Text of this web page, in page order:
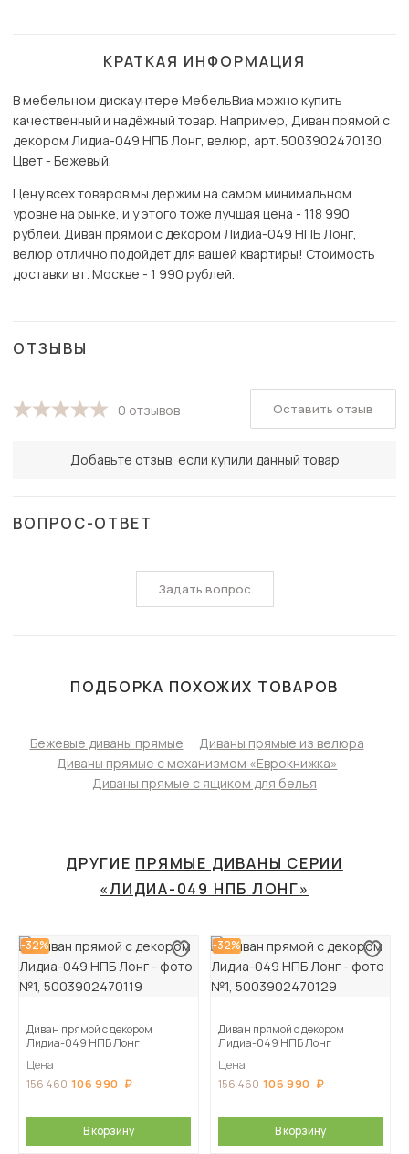
КРАТКАЯ ИНФОРМАЦИЯ
В мебельном дискаунтере МебельВиа можно купить
качественный и надёжный товар. Например, Диван прямой с
декором Лидиа-049 НПБ Лонг, велюр, арт. 5003902470130.
Цвет - Бежевый.
Цену всех товаров мы держим на самом минимальном
уровне на рынке, и у этого тоже лучшая цена - 118 990
рублей. Диван прямой с декором Лидиа-049 НПБ Лонг,
велюр отлично подойдет для вашей квартиры! Стоимость
доставки в г. Москве - 1 990 рублей.
ОТЗЫВЫ
0 отзывов
Добавьте отзыв, если купили данный товар
Оставить отзыв
ВОПРОС-ОТВЕТ
Задать вопрос
ПОДБОРКА ПОХОЖИХ ТОВАРОВ
Бежевые диваны прямые
Диваны прямые из велюра
Диваны прямые с механизмом «Еврокнижка»
Диваны прямые с ящиком для белья
ДРУГИЕ ПРЯМЫЕ ДИВАНЫ СЕРИИ
«ЛИДИА-049 НПБ ЛОНГ»
-32%
Диван прямой с декором
Лидиа-049 НПБ Лонг
Цена
156 460 106 990
В корзину
-32%
Диван прямой с декором
Лидиа-049 НПБ Лонг
Цена
156 460 106 990
В корзину